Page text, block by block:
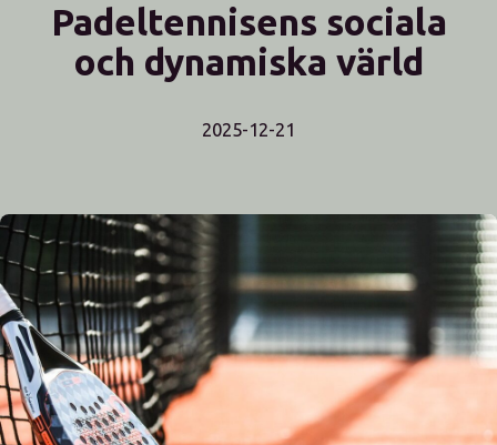
Padeltennisens sociala
och dynamiska värld
2025-12-21